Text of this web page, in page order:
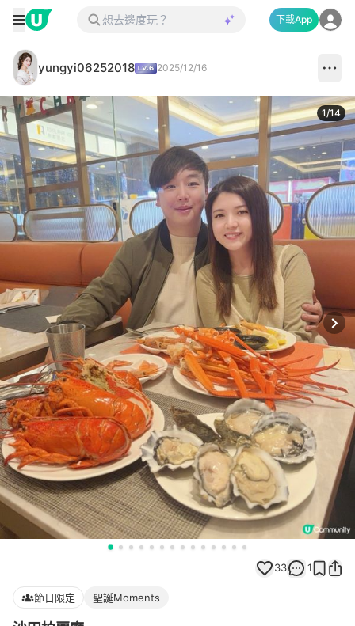
下載App
yungyi06252018 2025/12/16
1/14
33 1
節日限定 聖誕Moments